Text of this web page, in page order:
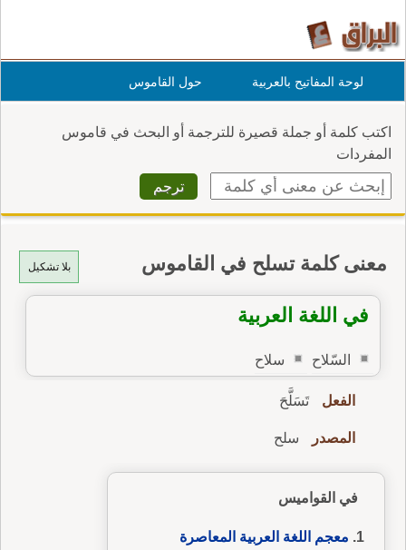
لوحة المفاتيح بالعربية حول القاموس
اكتب كلمة أو جملة قصيرة للترجمة أو البحث في قاموس
المفردات
بلا تشكيل معنى كلمة تسلح في القاموس
في اللغة العربية
السّلاح سلاح
الفعل تَسَلَّحَ
المصدر سلح
في القواميس
معجم اللغة العربية المعاصرة